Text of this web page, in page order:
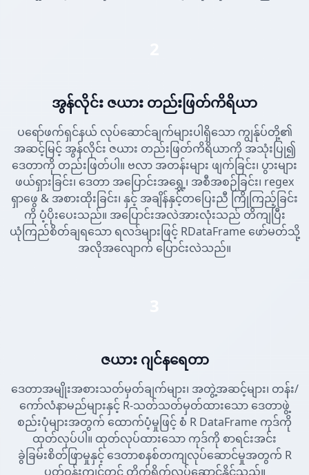
အွန်လိုင်း ဇယား တည်းဖြတ်ကိရိယာ
ပရော်ဖက်ရှင်နယ် လုပ်ဆောင်ချက်များပါရှိသော ကျွန်ုပ်တို့၏
အဆင့်မြင့် အွန်လိုင်း ဇယား တည်းဖြတ်ကိရိယာကို အသုံးပြု၍
ဒေတာကို တည်းဖြတ်ပါ။ ဗလာ အတန်းများ ဖျက်ခြင်း၊ ပွားများ
ဖယ်ရှားခြင်း၊ ဒေတာ အပြောင်းအရွှေ့၊ အစီအစဉ်ခြင်း၊ regex
ရှာဖွေ & အစားထိုးခြင်း၊ နှင့် အချိန်နှင့်တပြေးညီ ကြိုကြည့်ခြင်း
ကို ပံ့ပိုးပေးသည်။ အပြောင်းအလဲအားလုံးသည် တိကျပြီး
ယုံကြည်စိတ်ချရသော ရလဒ်များဖြင့် RDataFrame ဖော်မတ်သို့
အလိုအလျောက် ပြောင်းလဲသည်။
ဇယား ဂျင်နရေတာ
ဒေတာအမျိုးအစားသတ်မှတ်ချက်များ၊ အတွဲ့အဆင့်များ၊ တန်း/
ကော်လံနာမည်များနှင့် R-သတ်သတ်မှတ်ထားသော ဒေတာဖွဲ့
စည်းပုံများအတွက် ထောက်ပံ့မှုဖြင့် စံ R DataFrame ကုဒ်ကို
ထုတ်လုပ်ပါ။ ထုတ်လုပ်ထားသော ကုဒ်ကို စာရင်းအင်း
ခွဲခြမ်းစိတ်ဖြာမှုနှင့် ဒေတာစနစ်တကျလုပ်ဆောင်မှုအတွက် R
ပတ်ဝန်းကျင်တွင် တိုက်ရိုက်လုပ်ဆောင်နိုင်သည်။